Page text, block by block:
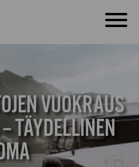
VUOKRAUS
TÄYDELLINEN